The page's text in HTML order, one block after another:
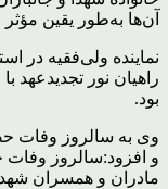
آن‌ها به‌طور یقین
نماینده ولی‌فقیه در
راهیان نور تجدیدعهد
بود.
و افزود:سالروز وفات
مادران و همسران